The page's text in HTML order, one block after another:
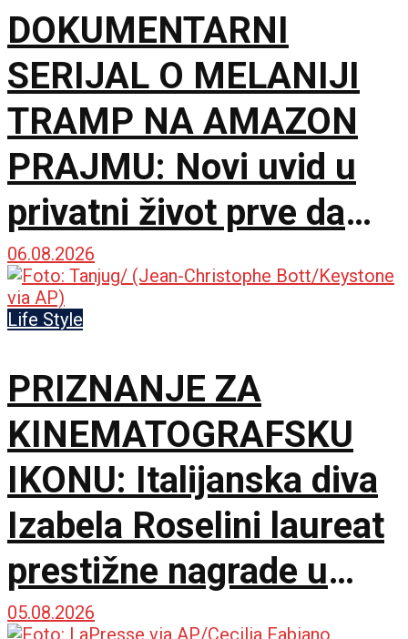
DOKUMENTARNI
SERIJAL O MELANIJI
TRAMP NA AMAZON
PRAJMU: Novi uvid u
privatni život prve dame
Amerike
06.08.2026
Life Style
PRIZNANJE ZA
KINEMATOGRAFSKU
IKONU: Italijanska diva
Izabela Roselini laureat
prestižne nagrade u
Švajcarskoj
05.08.2026